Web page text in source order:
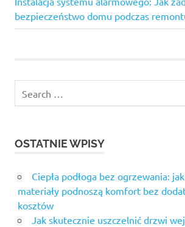
Post:
bezpieczeństwo domu podczas
for:
OSTATNIE WPISY
Ciepła podłoga bez ogrzewania:
materiały podnoszą komfort bez
kosztów
Jak skutecznie uszczelnić drzwi